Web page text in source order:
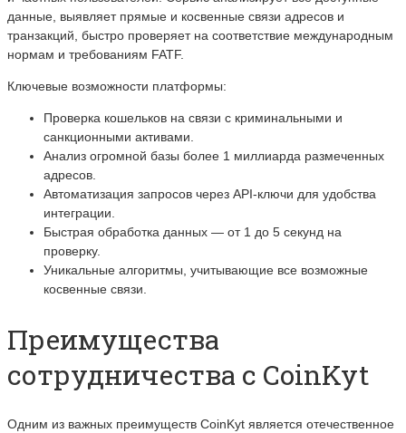
данные, выявляет прямые и косвенные связи адресов и
транзакций, быстро проверяет на соответствие международным
нормам и требованиям FATF.
Ключевые возможности платформы:
Проверка кошельков на связи с криминальными и
санкционными активами.
Анализ огромной базы более 1 миллиарда размеченных
адресов.
Автоматизация запросов через API-ключи для удобства
интеграции.
Быстрая обработка данных — от 1 до 5 секунд на
проверку.
Уникальные алгоритмы, учитывающие все возможные
косвенные связи.
Преимущества
сотрудничества с CoinKyt
Одним из важных преимуществ CoinKyt является отечественное